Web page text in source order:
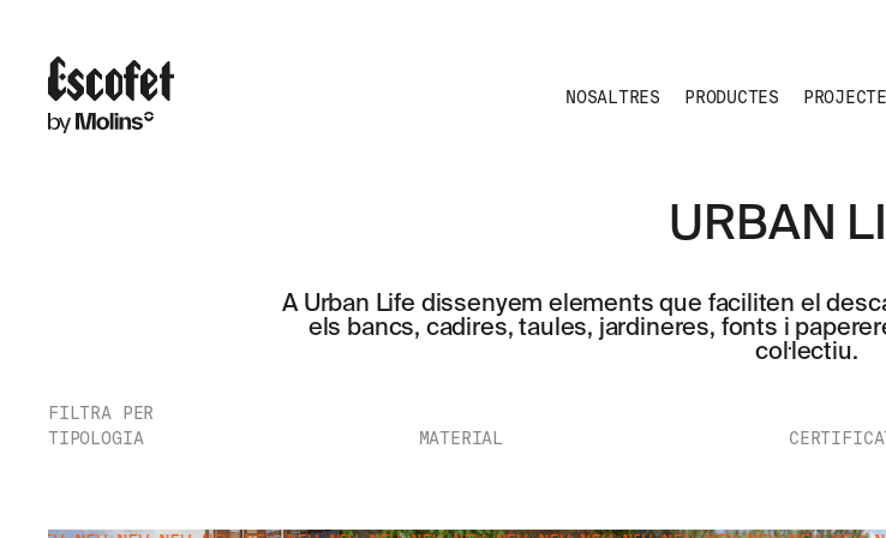
NOSALTRES PRODUCTES
URBAN
A Urban Life dissenyem elements que faciliten el
els bancs, cadires, taules, jardineres, fonts i
col·lectiu.
FILTRA PER
TIPOLOGIA
MATERIAL